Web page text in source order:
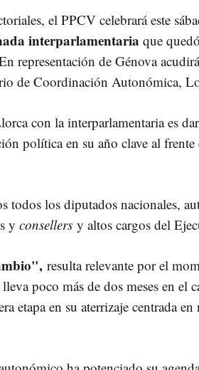
el PPCV celebrará este
interparlamentaria que
representación de Génova
de Coordinación Autonómica,
con la interparlamentaria es
política en su año clave al
todos los diputados nacionales,
y consellers y altos cargos del
resulta relevante por el
poco más de dos meses en el
etapa en su aterrizaje centrada